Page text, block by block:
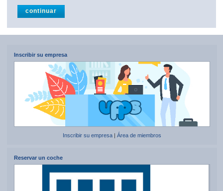
Inscribir su empresa
Inscribir su empresa| Área de miembros
Reservar un coche